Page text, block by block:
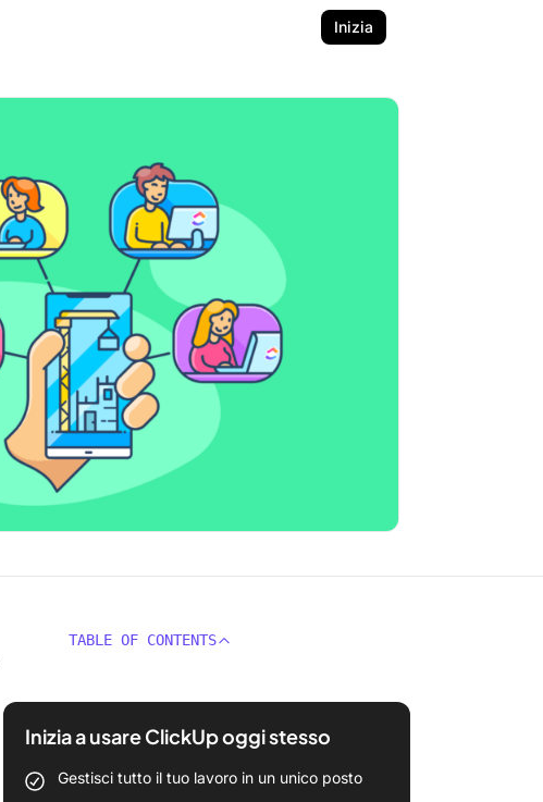
Inizia
TABLE OF CONTENTS
Inizia a usare ClickUp oggi stesso
Gestisci tutto il tuo lavoro in un unico posto